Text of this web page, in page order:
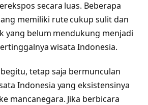
secara luas. Beberapa
memiliki rute cukup sulit dan
yang belum mendukung menjadi
wisata Indonesia.
tetap saja bermunculan
Indonesia yang eksistensinya
mancanegara. Jika berbicara